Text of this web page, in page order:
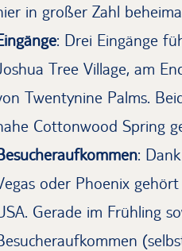
in großer Zahl
: Drei Eingänge
Tree Village, am
Twentynine Palms.
Cottonwood Spring
:
oder Phoenix
Gerade im Frühling